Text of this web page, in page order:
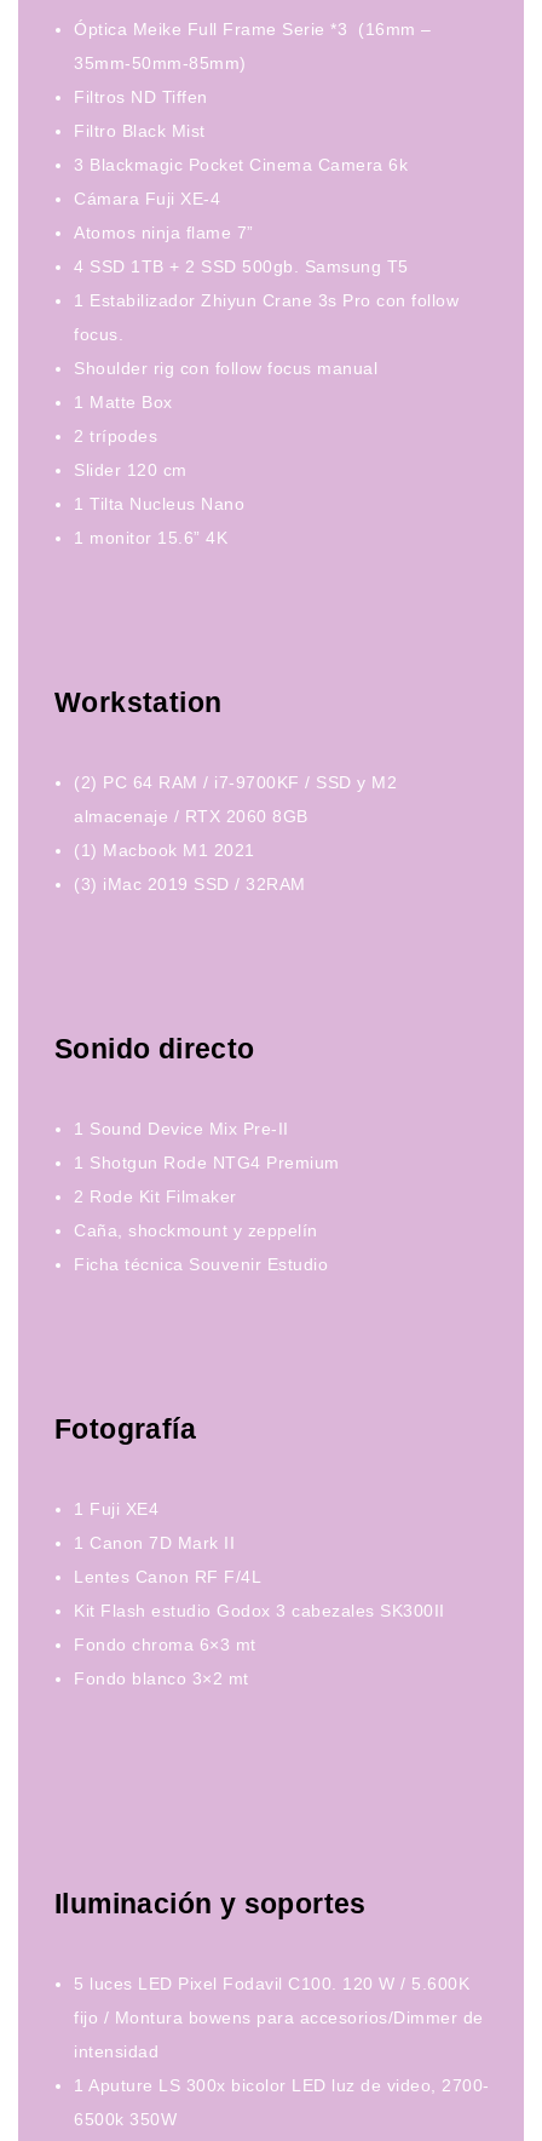
Óptica Meike Full Frame Serie *3 (16mm –
35mm-50mm-85mm)
Filtros ND Tiffen
Filtro Black Mist
3 Blackmagic Pocket Cinema Camera 6k
Cámara Fuji XE-4
Atomos ninja flame 7”
4 SSD 1TB + 2 SSD 500gb. Samsung T5
1 Estabilizador Zhiyun Crane 3s Pro con follow
focus.
Shoulder rig con follow focus manual
1 Matte Box
2 trípodes
Slider 120 cm
1 Tilta Nucleus Nano
1 monitor 15.6” 4K
Workstation
(2) PC 64 RAM / i7-9700KF / SSD y M2
almacenaje / RTX 2060 8GB
(1) Macbook M1 2021
(3) iMac 2019 SSD / 32RAM
Sonido directo
1 Sound Device Mix Pre-II
1 Shotgun Rode NTG4 Premium
2 Rode Kit Filmaker
Caña, shockmount y zeppelín
Ficha técnica Souvenir Estudio
Fotografía
1 Fuji XE4
1 Canon 7D Mark II
Lentes Canon RF F/4L
Kit Flash estudio Godox 3 cabezales SK300II
Fondo chroma 6×3 mt
Fondo blanco 3×2 mt
Iluminación y soportes
5 luces LED Pixel Fodavil C100. 120 W / 5.600K
fijo / Montura bowens para accesorios/Dimmer de
intensidad
1 Aputure LS 300x bicolor LED luz de video, 2700-
6500k 350W